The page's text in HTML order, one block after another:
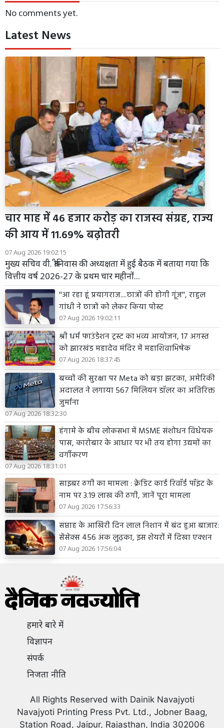
No comments yet.
Latest News
चार माह में 46 हजार करोड़ का राजस्व संग्रह, राज्य
की आय में 11.69% बढ़ोतरी
07 Aug 2026 19:02:15
मुख्य सचिव वी. श्रीनिवास की अध्यक्षता में हुई बैठक में बताया गया कि
वित्तीय वर्ष 2026-27 के प्रथम चार महीनों...
''आ रहा हूं प्रयागराज....छात्रों की होगी गूंज'', राहुल
गांधी ने छात्रों को लेकर किया पोस्ट
07 Aug 2026 19:02:11
श्री धर्म फाउंडेशन ट्रस्ट का भव्य आयोजन, 17 अगस्त
को झारखंड महादेव मंदिर में महाशिवाभिषेक
07 Aug 2026 18:37:45
बच्चों की सुरक्षा पर Meta को बड़ा झटका, अमेरिकी
अदालत ने लगाया 567 मिलियन डॉलर का अतिरिक्त
जुर्माना
07 Aug 2026 18:32:30
हंगामे के बीच लोकसभा में MSME संशोधन विधेयक
पास, कारोबार के आधार पर भी तय होगा उद्यमों का
वर्गीकरण
07 Aug 2026 18:31:01
साइबर ठगी का मामला : क्रेडिट कार्ड रिवॉर्ड पॉइंट के
नाम पर 3.19 लाख की ठगी, जानें पूरा मामला
07 Aug 2026 17:56:33
सप्ताह के आखिरी दिन लाल निशान में बंद हुआ बाजार:
सेंसेक्स 456 अंक लुढ़का, इस शेयरों में दिखा एक्शन
07 Aug 2026 17:56:04
हमारे बारे में
विज्ञापन
संपर्क
निजता नीति
All Rights Reserved with Dainik Navajyoti
Navajyoti Printing Press Pvt. Ltd., Jobner Baag,
Station Road, Jaipur, Rajasthan, India 302006